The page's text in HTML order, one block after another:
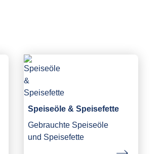
Speiseöle & Speisefette
Gebrauchte Speiseöle
und Speisefette